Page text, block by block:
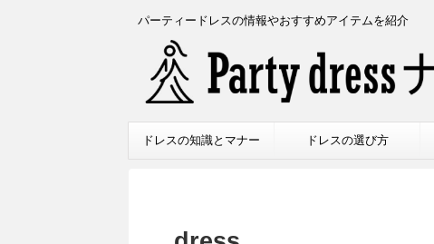
パーティードレスの情報やおすすめアイテムを紹介
ドレスの知識とマナー ドレスの選び方